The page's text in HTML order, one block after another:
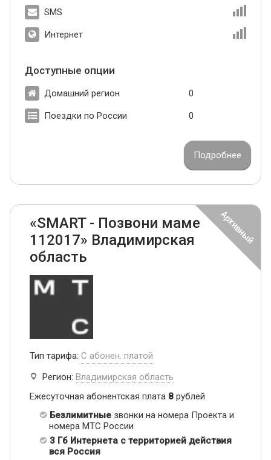
SMS
Интернет
Доступные опции
Домашний регион 0
Поездки по России 0
Подробнее
«SMART - Позвони маме
112017» Владимирская
область
Тип тарифа: С абонен. платой
Регион: Владимирская область
Ежесуточная абонентская плата 8 рублей
Безлимитные звонки на номера Проекта и
номера МТС России
3 Гб Интернета с территорией действия
вся Россия